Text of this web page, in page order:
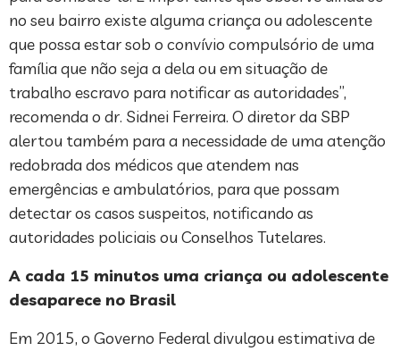
no seu bairro existe alguma criança ou adolescente
que possa estar sob o convívio compulsório de uma
família que não seja a dela ou em situação de
trabalho escravo para notificar as autoridades”,
recomenda o dr. Sidnei Ferreira. O diretor da SBP
alertou também para a necessidade de uma atenção
redobrada dos médicos que atendem nas
emergências e ambulatórios, para que possam
detectar os casos suspeitos, notificando as
autoridades policiais ou Conselhos Tutelares.
A cada 15 minutos uma criança ou adolescente
desaparece no Brasil
Em 2015, o Governo Federal divulgou estimativa de